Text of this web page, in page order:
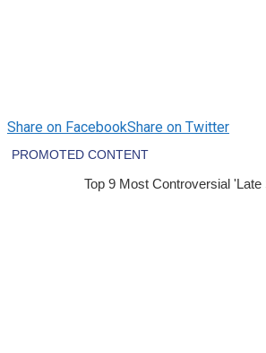
Share on FacebookShare on Twitter